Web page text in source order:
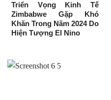
Triển Vọng Kinh Tế
Zimbabwe Gặp Khó
Khăn Trong Năm 2024 Do
Hiện Tượng El Nino